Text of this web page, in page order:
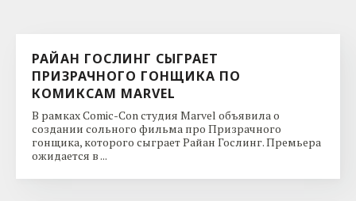
РАЙАН ГОСЛИНГ СЫГРАЕТ
ПРИЗРАЧНОГО ГОНЩИКА ПО
КОМИКСАМ MARVEL
В рамках Comic-Con студия Marvel объявила о
создании сольного фильма про Призрачного
гонщика, которого сыграет Райан Гослинг. Премьера
ожидается в ...